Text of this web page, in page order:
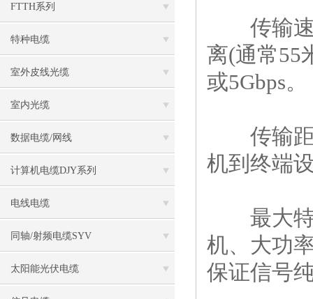
FTTH系列
特种电缆
室外皮线光缆
室内光缆
数据电缆/网线
计算机电缆DJY系列
电线电缆
同轴/射频电缆SYV
太阳能光伏电缆
传输速
离(通常55
或5Gbps。
传输距
机到终端
最大特
机、大功
保证信号